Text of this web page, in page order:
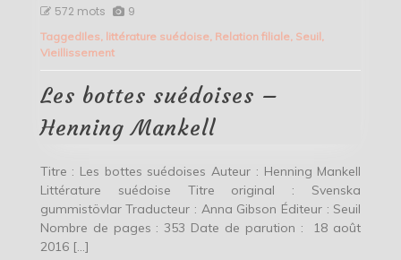
suédoises
572 mots 9
TaggedIles littérature suédoise, Relation filiale, Seuil
Vieillissement
Les bottes suédoises –
Henning Mankell
Titre : Les bottes suédoises Auteur : Henning Mankell
Littérature suédoise Titre original : Svenska
gummistövlar Traducteur : Anna Gibson Éditeur : Seuil
Nombre de pages : 353 Date de parution : 18 août
2016 […]